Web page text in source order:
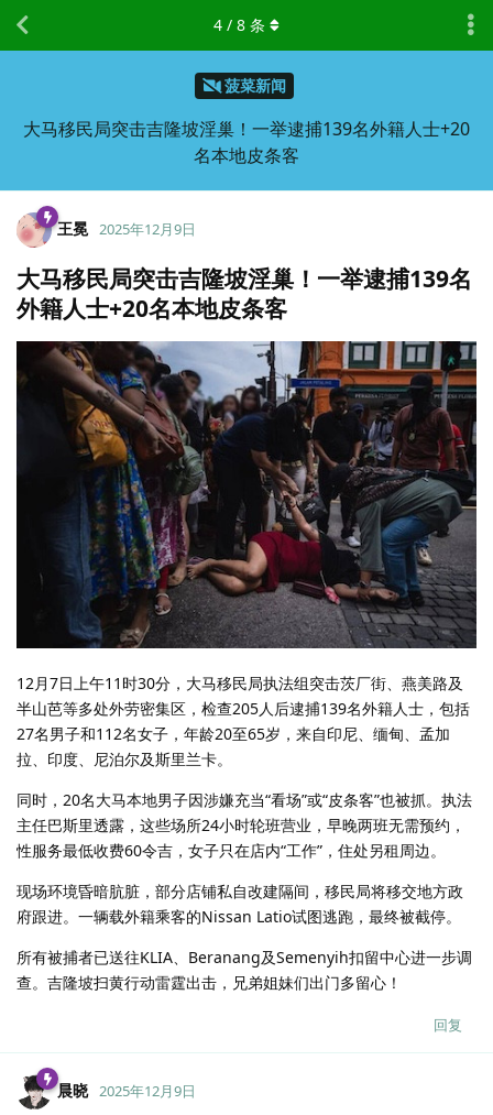
菠菜新闻
大马移民局突击吉隆坡淫巢！一举逮捕139名外籍人士+20
名本地皮条客
4 / 8 条
王冕 2025年12月9日
大马移民局突击吉隆坡淫巢！一举逮捕139名
外籍人士+20名本地皮条客
12月7日上午11时30分，大马移民局执法组突击茨厂街、燕美路及
半山芭等多处外劳密集区，检查205人后逮捕139名外籍人士，包括
27名男子和112名女子，年龄20至65岁，来自印尼、缅甸、孟加
拉、印度、尼泊尔及斯里兰卡。
同时，20名大马本地男子因涉嫌充当“看场”或“皮条客”也被抓。执法
主任巴斯里透露，这些场所24小时轮班营业，早晚两班无需预约，
性服务最低收费60令吉，女子只在店内“工作”，住处另租周边。
现场环境昏暗肮脏，部分店铺私自改建隔间，移民局将移交地方政
府跟进。一辆载外籍乘客的Nissan Latio试图逃跑，最终被截停。
所有被捕者已送往KLIA、Beranang及Semenyih扣留中心进一步调
查。吉隆坡扫黄行动雷霆出击，兄弟姐妹们出门多留心！
回复
晨晓 2025年12月9日